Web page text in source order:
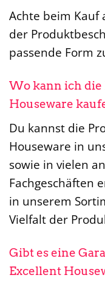
Achte beim Kauf
der
passende Form
Wo kann ich die
Houseware
Du kannst die
Houseware in
sowie in vielen
Fachgeschäften
in unserem
Vielfalt der
Gibt es eine
Excellent